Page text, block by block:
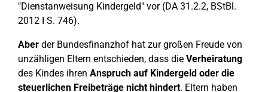
"Dienstanweisung Kindergeld" vor (DA 31.2.2, BStBl.
2012 I S. 746).
Aber der Bundesfinanzhof hat zur großen Freude von
unzähligen Eltern entschieden, dass die Verheiratung
des Kindes ihren Anspruch auf Kindergeld oder die
steuerlichen Freibeträge nicht hindert. Eltern haben